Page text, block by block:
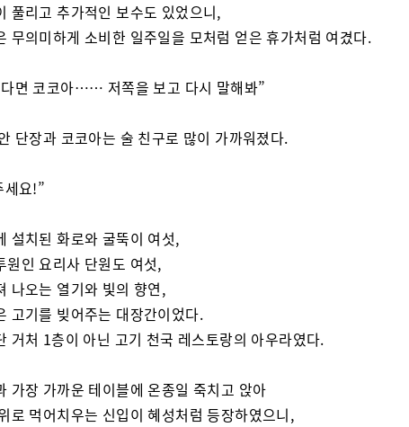
풀리고 추가적인 보수도 있었으니,
무의미하게 소비한 일주일을 모처럼 얻은 휴가처럼 여겼다.
면 코코아…… 저쪽을 보고 다시 말해봐”
단장과 코코아는 술 친구로 많이 가까워졌다.
세요!”
설치된 화로와 굴뚝이 여섯,
원인 요리사 단원도 여섯,
나오는 열기와 빛의 향연,
고기를 빚어주는 대장간이었다.
거처 1층이 아닌 고기 천국 레스토랑의 아우라였다.
가장 가까운 테이블에 온종일 죽치고 앉아
로 먹어치우는 신입이 혜성처럼 등장하였으니,